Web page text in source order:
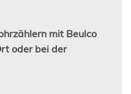
mit Beulco
oder bei der